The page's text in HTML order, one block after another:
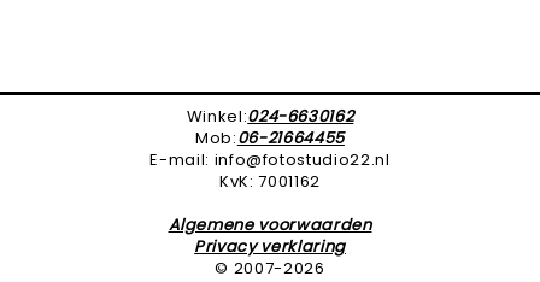
Winkel:024-6630162
Mob:06-21664455
E-mail: info@fotostudio22.nl
KvK: 7001162
Algemene voorwaarden
Privacy verklaring
© 2007-2026